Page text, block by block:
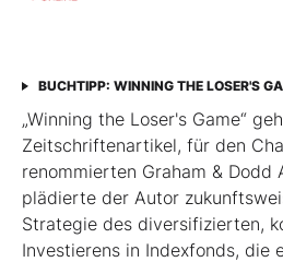
BUCHTIPP: WINNING THE LOSER'S
„Winning the Loser's Game“
Zeitschriftenartikel, für den
renommierten Graham & Dodd
plädierte der Autor
Strategie des diversifizierten,
Investierens in Indexfonds, die